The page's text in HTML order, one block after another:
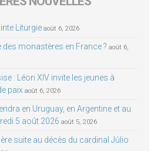
Liturgie août 6, 2026
des monastères en France ? août 6,
: Léon XIV invite les jeunes à
paix août 6, 2026
en Uruguay, en Argentine et au
5 août 2026 août 5, 2026
suite au décès du cardinal Júlio